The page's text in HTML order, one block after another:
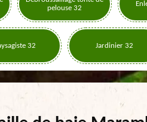
pelouse 32
32 Jardinier 32